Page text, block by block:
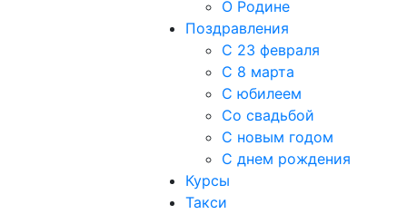
О Родине
Поздравления
С 23 февраля
С 8 марта
С юбилеем
Со свадьбой
С новым годом
С днем рождения
Курсы
Такси